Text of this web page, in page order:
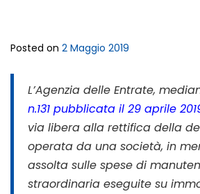
Posted on 2 Maggio 2019
L’Agenzia delle Entrate,
n.131 pubblicata il 29 aprile
via libera alla rettifica della
operata da una società, in
assolta sulle spese di
straordinaria eseguite su